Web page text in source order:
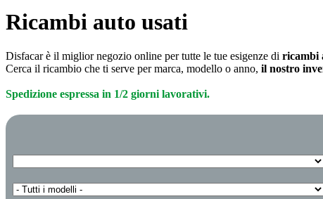
Ricambi auto usati
Disfacar è il miglior negozio online per tutte le tue esigenze di ricambi
Cerca il ricambio che ti serve per marca, modello o anno, il nostro
Spedizione espressa in 1/2 giorni lavorativi.